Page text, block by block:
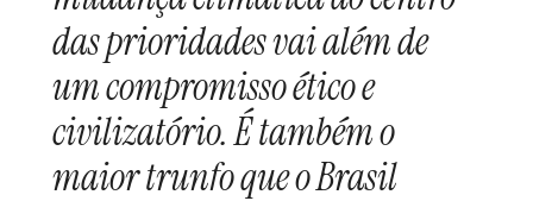
das prioridades vai além de
um compromisso ético e
civilizatório. É também o
maior trunfo que o Brasil